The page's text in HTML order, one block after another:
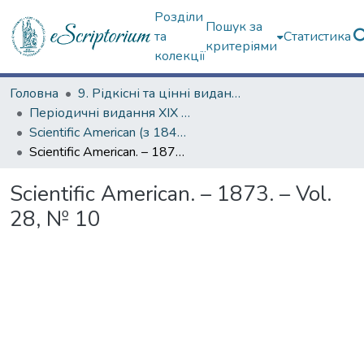
Розділи
та
колекції
Пошук за
критеріями
Статистика
Головна
9. Рідкісні та цінні видання
Періодичні видання ХІХ ст.
Scientific American (з 1845 р.)
Scientific American. – 1873. – Vol. 28, № 10
Scientific American. – 1873. – Vol.
28, № 10